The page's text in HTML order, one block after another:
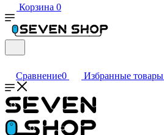
Корзина 0
Сравнение0 Избранные товары